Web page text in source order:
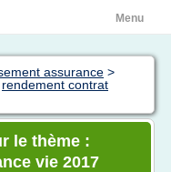
Menu
assurance >
rendement contrat
le thème :
vie 2017